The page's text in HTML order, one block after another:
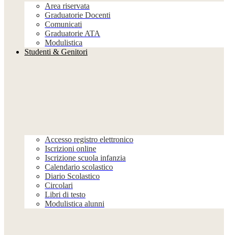
Area riservata
Graduatorie Docenti
Comunicati
Graduatorie ATA
Modulistica
Studenti & Genitori
Accesso registro elettronico
Iscrizioni online
Iscrizione scuola infanzia
Calendario scolastico
Diario Scolastico
Circolari
Libri di testo
Modulistica alunni